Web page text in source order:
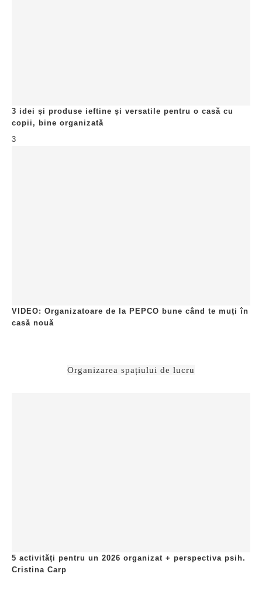
3 idei și produse ieftine și versatile pentru o casă cu
copii, bine organizată
3
VIDEO: Organizatoare de la PEPCO bune când te muți în
casă nouă
Organizarea spațiului de lucru
5 activități pentru un 2026 organizat + perspectiva psih.
Cristina Carp